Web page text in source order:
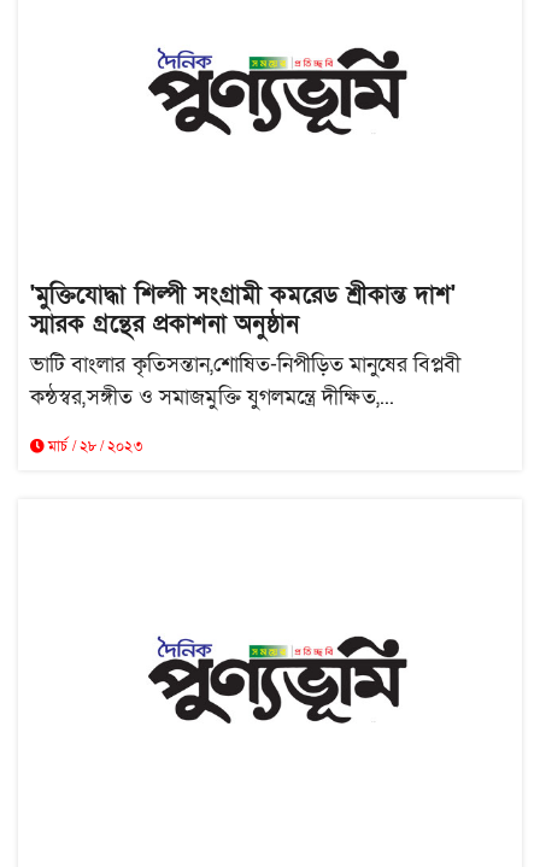
'মুক্তিযোদ্ধা শিল্পী সংগ্রামী কমরেড শ্রীকান্ত দাশ'
স্মারক গ্রন্থের প্রকাশনা অনুষ্ঠান
ভাটি বাংলার কৃতিসন্তান,শোষিত-নিপীড়িত মানুষের বিপ্লবী
কন্ঠস্বর,সঙ্গীত ও সমাজমুক্তি যুগলমন্ত্রে দীক্ষিত,...
মার্চ / ২৮ / ২০২৩